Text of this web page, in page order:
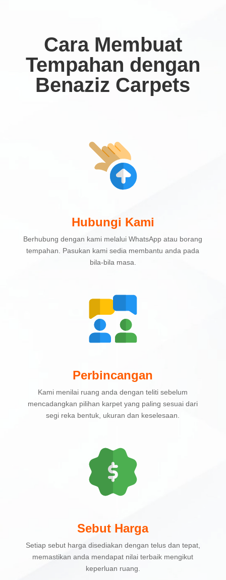
Cara Membuat
Tempahan dengan
Benaziz Carpets
Hubungi Kami
Berhubung dengan kami melalui WhatsApp atau borang
tempahan. Pasukan kami sedia membantu anda pada
bila-bila masa.
Perbincangan
Kami menilai ruang anda dengan teliti sebelum
mencadangkan pilihan karpet yang paling sesuai dari
segi reka bentuk, ukuran dan keselesaan.
Sebut Harga
Setiap sebut harga disediakan dengan telus dan tepat,
memastikan anda mendapat nilai terbaik mengikut
keperluan ruang.